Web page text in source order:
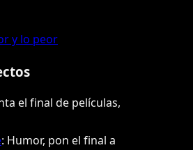
y lo peor
el final de películas,
: Humor, pon el final a